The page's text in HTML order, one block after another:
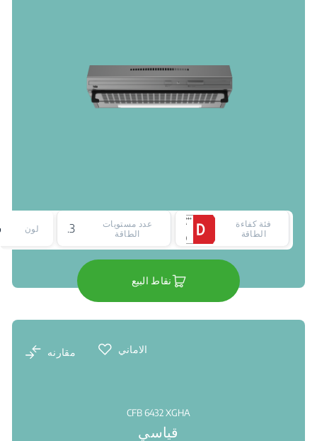
فئة كفاءة
الطاقة
عدد مستويات
الطاقة
3 لون
نقاط البيع
الاماني مقارنه
CFB 6432 XGHA
قياسي